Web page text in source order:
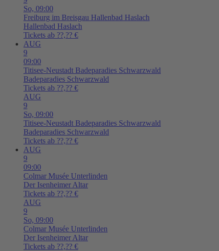
So, 09:00
Freiburg im Breisgau Hallenbad Haslach
Hallenbad Haslach
Tickets ab ??,?? €
AUG
9
09:00
Titisee-Neustadt Badeparadies Schwarzwald
Badeparadies Schwarzwald
Tickets ab ??,?? €
AUG
9
So, 09:00
Titisee-Neustadt Badeparadies Schwarzwald
Badeparadies Schwarzwald
Tickets ab ??,?? €
AUG
9
09:00
Colmar Musée Unterlinden
Der Isenheimer Altar
Tickets ab ??,?? €
AUG
9
So, 09:00
Colmar Musée Unterlinden
Der Isenheimer Altar
Tickets ab ??,?? €